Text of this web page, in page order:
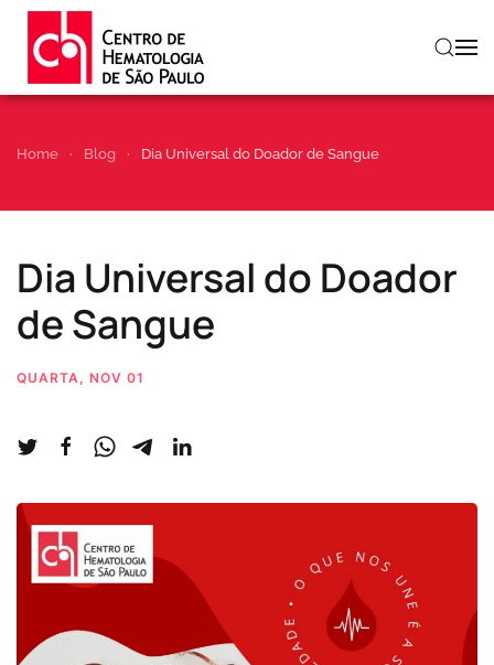
Skip to main content
Home Blog Dia Universal do Doador de Sangue
Dia Universal do Doador
de Sangue
QUARTA, NOV 01